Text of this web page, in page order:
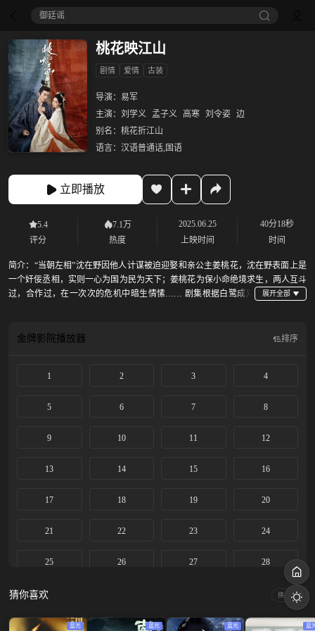
御廷谣‎
桃花映江山
剧情 爱情 古装
导演： 易军
主演： 刘学义 孟子义 高寒 刘令姿 边
别名： 桃花折江山
语言： 汉语普通话,国语
立即播放
5.4
评分
7.1万
热度
2025.06.25
上映时间
40分18秒
时间
简介： “当朝左相”沈在野因他人计谋被迫迎娶和亲公主姜桃花，沈在野表面上是
一个奸佞丞相，实则一心为国为民为天下；姜桃花为保小命绝境求生，两人互斗
过，合作过，在一次次的危机中暗生情愫…… 剧集根据白鹭成双
金牌影院播放器 排序
1 2 3 4
5 6 7 8
9 10 11 12
13 14 15 16
17 18 19 20
21 22 23 24
25 26 27 28
29
33 35 36
猜你喜欢 换一换
蓝光 蓝光 蓝光 蓝